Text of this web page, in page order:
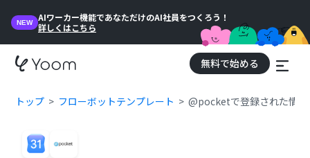
NEW
AIワーカー機能であなただけのAI社員をつくろう！
詳しくはこちら
無料で始める
トップ フローボットテンプレート @pocketで登録された情